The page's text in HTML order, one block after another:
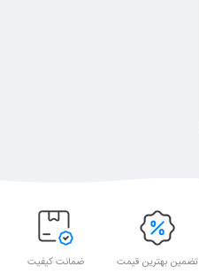
تضمین بهترین قیمت ضمانت کیفیت